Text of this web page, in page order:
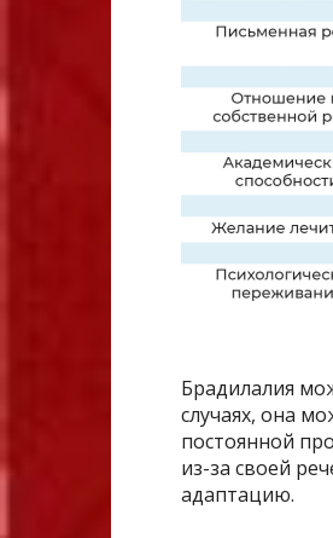
Брадилалия
случаях, она
постоянной
из-за своей
адаптацию.